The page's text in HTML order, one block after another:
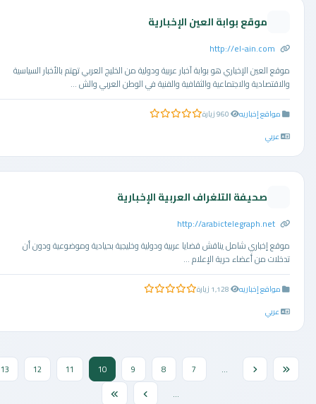
موقع بوابة العين الإخبارية
http://el-ain.com
موقع العين الإخباري هو بوابة آخبار عربية ودولية من الخليج العربي تهتم بالأخبار السياسية
والاقتصادية والاجتماعية والثقافية والفنية في الوطن العربي والش ...
مواقع إخباريه 960 زيارة 0.0 من 5 نجوم
عربي
صحيفة التلغراف العربية الإخبارية
http://arabictelegraph.net
موقع إخباري شامل يناقش قضايا عربية ودولية وخليجية بحيادية وموضوعية ودون أن
تدخلات من أعضاء حرية الإعلام ...
مواقع إخباريه 1,128 زيارة 0.0 من 5 نجوم
عربي